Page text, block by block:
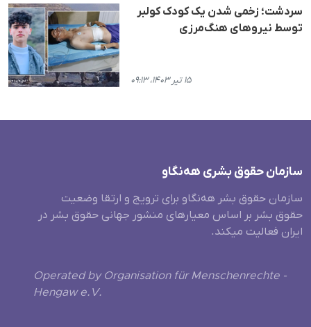
سردشت؛ زخمی شدن یک کودک کولبر
توسط نیروهای هنگ‌مرزی
۱۵ تیر ۱۴۰۳، ۰۹:۱۳
سازمان حقوق بشری هەنگاو
سازمان حقوق بشر هه‌نگاو برای ترویج و ارتقا وضعیت
حقوق بشر بر اساس معیارهای منشور جهانی حقوق بشر در
ایران فعالیت میکند.
Operated by Organisation für Menschenrechte -
Hengaw e.V.